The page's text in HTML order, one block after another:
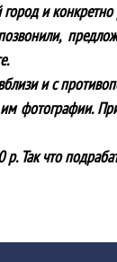
город и
и с
фотографии.
Так что